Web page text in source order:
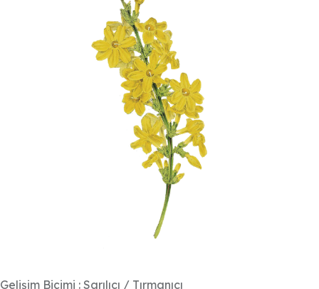
Gelişim Biçimi : Sarılıcı / Tırmanıcı